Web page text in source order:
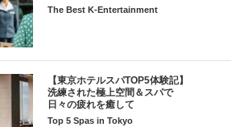
The Best K-Entertainment
【東京ホテルスパTOP5体験記】
洗練された極上空間＆スパで
日々の疲れを癒して
Top 5 Spas in Tokyo